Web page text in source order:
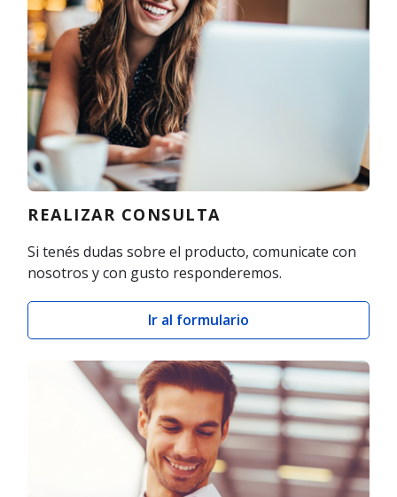
REALIZAR CONSULTA
Si tenés dudas sobre el producto, comunicate con
nosotros y con gusto responderemos.
Ir al formulario